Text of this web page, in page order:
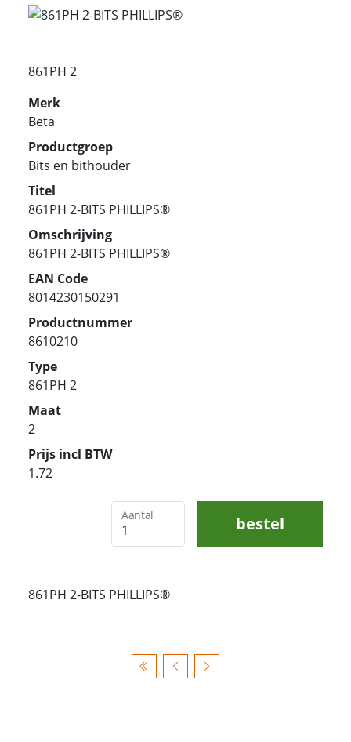
861PH 2
Merk
Beta
Productgroep
Bits en bithouder
Titel
861PH 2-BITS PHILLIPS®
Omschrijving
861PH 2-BITS PHILLIPS®
EAN Code
8014230150291
Productnummer
8610210
Type
861PH 2
Maat
2
Prijs incl BTW
1.72
Aantal bestel
861PH 2-BITS PHILLIPS®